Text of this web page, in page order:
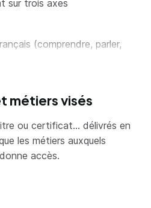
sur trois axes
(comprendre, parler,
dans la société
fonctionnement et des
vis-à-vis des élèves et
métiers visés
ou certificat... délivrés en
les métiers auxquels
accès.